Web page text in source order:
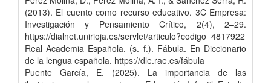
(2013). El cuento como recurso educativo. 3C Empresa:
Investigación y Pensamiento Crítico, 2(4), 2–29.
https://dialnet.unirioja.es/servlet/articulo?codigo=4817922
Real Academia Española. (s. f.). Fábula. En Diccionario
de la lengua española. https://dle.rae.es/fábula
Puente García, E. (2025). La importancia de las